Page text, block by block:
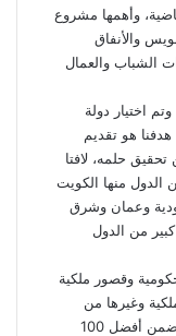
وأهمها مشروع
والأنفاق
الشباب والعمال
أن شركة انفيرس بدأت فى عام 1998 ، وتم اختيار دولة
هدفنا هو تقديم
حلمه، لافتا
منها الكويت
وعمان وشرق
من الدول
وقصور ملكية
وغيرها من
المشروعات الكبرى، لافتا إلى أنه تم اختياره ضمن أفضل 100